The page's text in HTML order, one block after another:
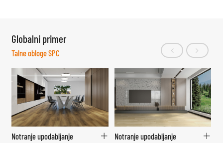
Globalni primer
Talne obloge SPC
upodabljanje Notranje upodabljanje Notranje